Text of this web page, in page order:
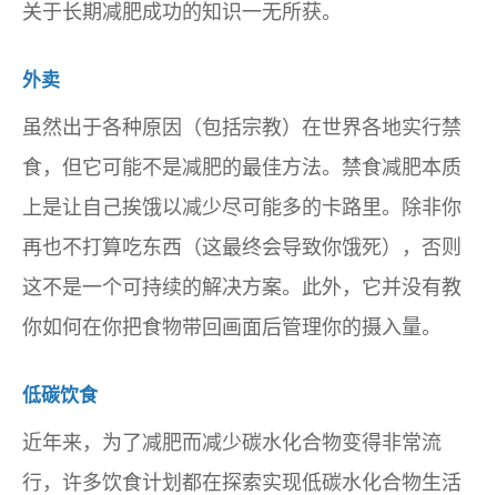
关于长期减肥成功的知识一无所获。
外卖
虽然出于各种原因（包括宗教）在世界各地实行禁
食，但它可能不是减肥的最佳方法。禁食减肥本质
上是让自己挨饿以减少尽可能多的卡路里。除非你
再也不打算吃东西（这最终会导致你饿死），否则
这不是一个可持续的解决方案。此外，它并没有教
你如何在你把食物带回画面后管理你的摄入量。
低碳饮食
近年来，为了减肥而减少碳水化合物变得非常流
行，许多饮食计划都在探索实现低碳水化合物生活